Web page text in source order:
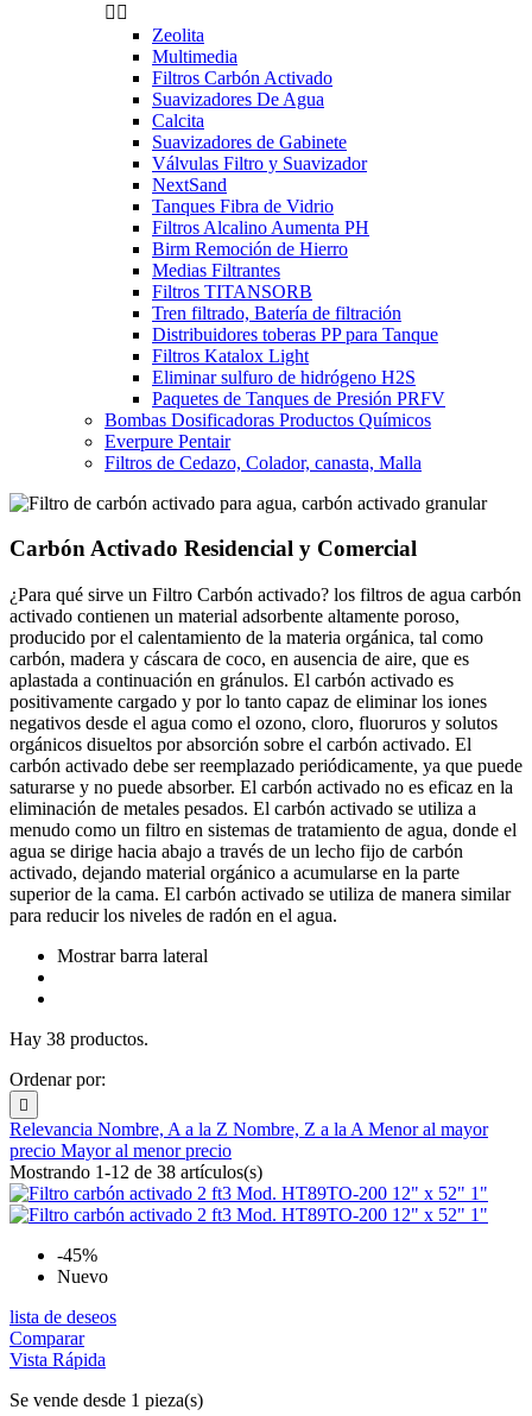
 
Zeolita
Multimedia
Filtros Carbón Activado
Suavizadores De Agua
Calcita
Suavizadores de Gabinete
Válvulas Filtro y Suavizador
NextSand
Tanques Fibra de Vidrio
Filtros Alcalino Aumenta PH
Birm Remoción de Hierro
Medias Filtrantes
Filtros TITANSORB
Tren filtrado, Batería de filtración
Distribuidores toberas PP para Tanque
Filtros Katalox Light
Eliminar sulfuro de hidrógeno H2S
Paquetes de Tanques de Presión PRFV
Bombas Dosificadoras Productos Químicos
Everpure Pentair
Filtros de Cedazo, Colador, canasta, Malla
Carbón Activado Residencial y Comercial
¿Para qué sirve un Filtro Carbón activado? los filtros de agua carbón
activado contienen un material adsorbente altamente poroso,
producido por el calentamiento de la materia orgánica, tal como
carbón, madera y cáscara de coco, en ausencia de aire, que es
aplastada a continuación en gránulos. El carbón activado es
positivamente cargado y por lo tanto capaz de eliminar los iones
negativos desde el agua como el ozono, cloro, fluoruros y solutos
orgánicos disueltos por absorción sobre el carbón activado. El
carbón activado debe ser reemplazado periódicamente, ya que puede
saturarse y no puede absorber. El carbón activado no es eficaz en la
eliminación de metales pesados. El carbón activado se utiliza a
menudo como un filtro en sistemas de tratamiento de agua, donde el
agua se dirige hacia abajo a través de un lecho fijo de carbón
activado, dejando material orgánico a acumularse en la parte
superior de la cama. El carbón activado se utiliza de manera similar
para reducir los niveles de radón en el agua.
Mostrar barra lateral
Hay 38 productos.
Ordenar por:

Relevancia Nombre, A a la Z Nombre, Z a la A Menor al mayor
precio Mayor al menor precio
Mostrando 1-12 de 38 artículos(s)
-45%
Nuevo
lista de deseos
Comparar
Vista Rápida
Se vende desde 1 pieza(s)